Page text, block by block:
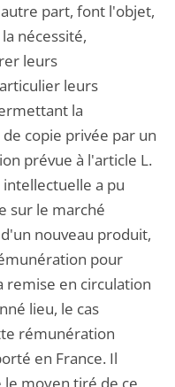
part, font l'objet,
nécessité,
leurs
leurs
la
copie privée par un
prévue à l'article L.
a pu
sur le marché
nouveau produit,
pour
remise en circulation
lieu, le cas
rémunération
en France. Il